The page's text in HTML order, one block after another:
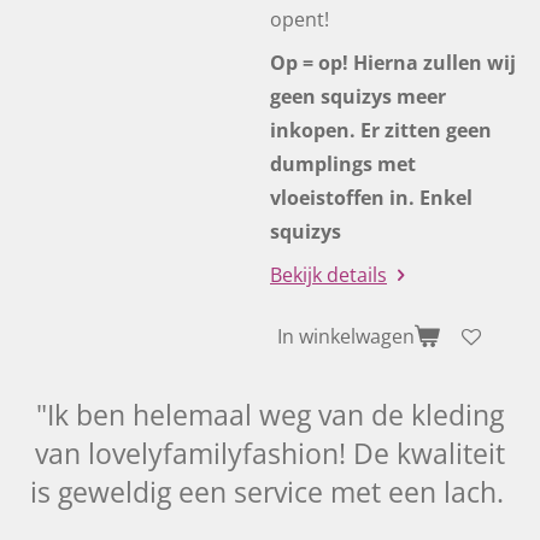
opent!
Op = op! Hierna zullen wij
geen squizys meer
inkopen. Er zitten geen
dumplings met
vloeistoffen in. Enkel
squizys
Bekijk details
In winkelwagen
"Ik ben helemaal weg van de kleding
van lovelyfamilyfashion! De kwaliteit
is geweldig een service met een lach.